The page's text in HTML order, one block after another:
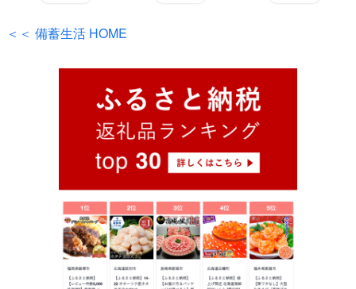
＜＜ 備蓄生活 HOME